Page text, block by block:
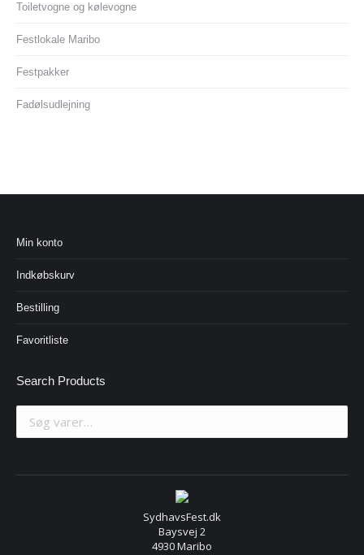
Toiletvogne og kølevogne
Festlokale Maribo
Festpakker
Fadølsudlejning
Min konto
Indkøbskurv
Bestilling
Favoritliste
Search Products
SydhavsFest.dk
Baysvej 2
4930 Maribo